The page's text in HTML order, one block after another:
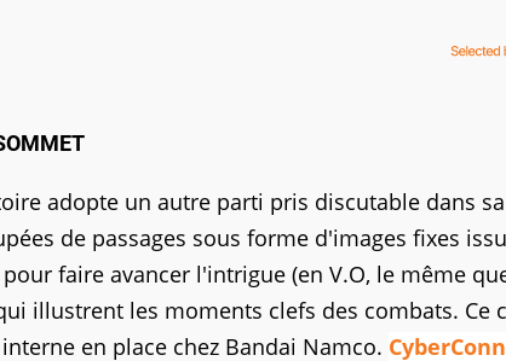
adopte un autre parti pris discutable dans
de passages sous forme d'images fixes
faire avancer l'intrigue (en V.O, le même
illustrent les moments clefs des combats. Ce
en place chez Bandai Namco.